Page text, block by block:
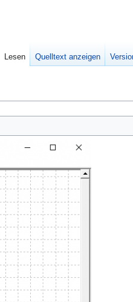
Lesen Quelltext anzeigen